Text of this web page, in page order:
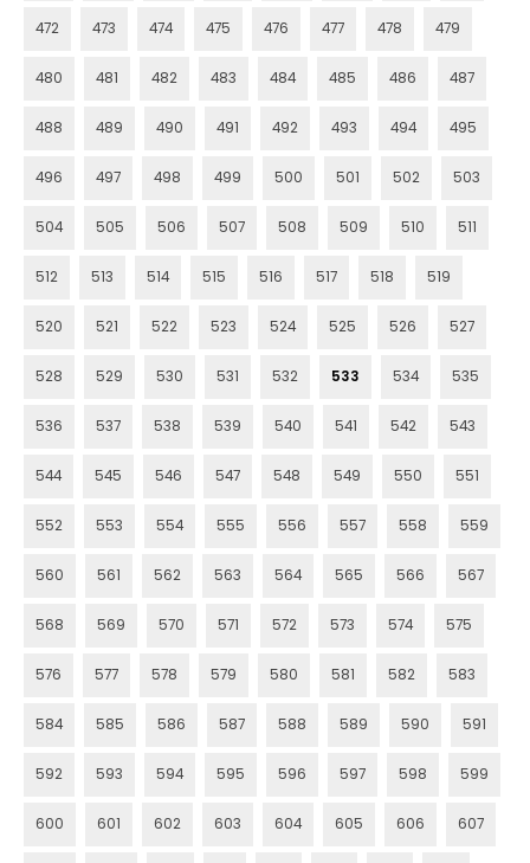
472 473 474 475 476 477 478 479
480 481 482 483 484 485 486 487
488 489 490 491 492 493 494 495
496 497 498 499 500 501 502 503
504 505 506 507 508 509 510 511
512 513 514 515 516 517 518 519
520 521 522 523 524 525 526 527
528 529 530 531 532 533 534 535
536 537 538 539 540 541 542 543
544 545 546 547 548 549 550 551
552 553 554 555 556 557 558 559
560 561 562 563 564 565 566 567
568 569 570 571 572 573 574 575
576 577 578 579 580 581 582 583
584 585 586 587 588 589 590 591
592 593 594 595 596 597 598 599
600 601 602 603 604 605 606 607